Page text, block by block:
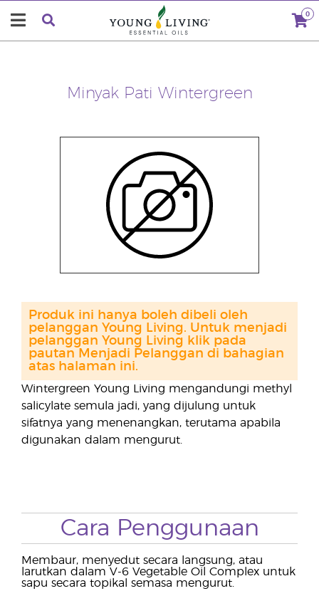
0
Minyak Pati Wintergreen
Wintergreen Young Living mengandungi methyl
salicylate semula jadi, yang dijulung untuk
sifatnya yang menenangkan, terutama apabila
digunakan dalam mengurut.
Produk ini hanya boleh dibeli oleh
pelanggan Young Living. Untuk menjadi
pelanggan Young Living klik pada
pautan Menjadi Pelanggan di bahagian
atas halaman ini.
Cara Penggunaan
Membaur, menyedut secara langsung, atau
larutkan dalam V-6 Vegetable Oil Complex untuk
sapu secara topikal semasa mengurut.